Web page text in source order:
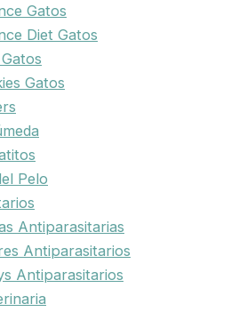
Gatos
Diet Gatos
Gatos
Pelo
Antiparasitarias
Antiparasitarios
Antiparasitarios